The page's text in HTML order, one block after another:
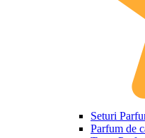
Seturi
Parfum de